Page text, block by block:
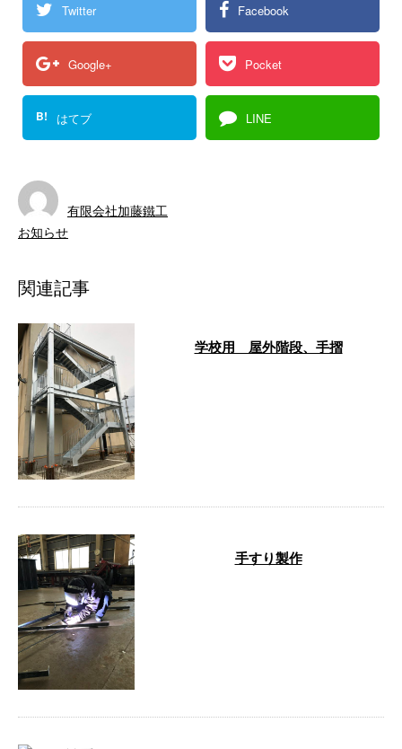
Twitter Facebook
Google+ Pocket
B! はてブ LINE
有限会社加藤鐵工
お知らせ
関連記事
学校用 屋外階段、手摺
手すり製作